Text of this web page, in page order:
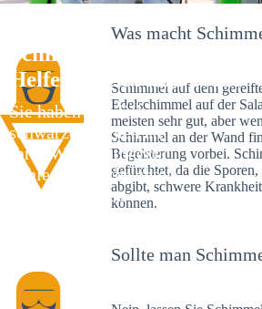
Schimmelexperte in
Helfer an Ort und Stelle
Sie haben kürzlich
schwarze Flecken an
Ihrer Wand entdeckt?
Schlechte Nachrichten:
Sie haben einen
Was macht
Schimmel auf dem
Edelschimmel auf der
meisten sehr gut, aber
Schimmel an der Wand
Begeisterung vorbei.
gefürchtet, da die
abgibt, schwere
können.
Sollte man